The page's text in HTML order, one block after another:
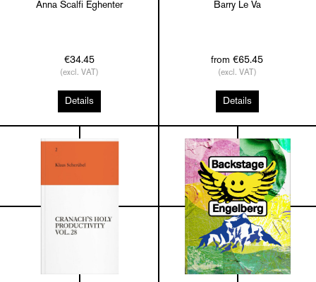
Anna Scalfi Eghenter
€34.45
(excl. VAT)
Details
Barry Le Va
from €65.45
(excl. VAT)
Details